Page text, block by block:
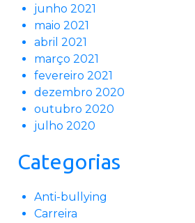
junho 2021
maio 2021
abril 2021
março 2021
fevereiro 2021
dezembro 2020
outubro 2020
julho 2020
Categorias
Anti-bullying
Carreira